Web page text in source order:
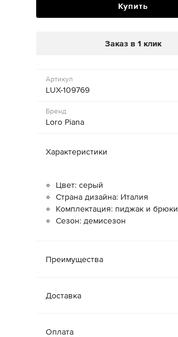
Купить
Заказ в 1 клик
Артикул
LUX-109769
Бренд
Loro Piana
Характеристики
Цвет: серый
Страна дизайна: Италия
Комплектация: пиджак и брюки
Сезон: демисезон
Преимущества
Доставка
Оплата